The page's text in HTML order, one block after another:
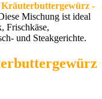
Kräuterbuttergewürz -
Mischung ist ideal
Frischkäse,
und Steakgerichte.